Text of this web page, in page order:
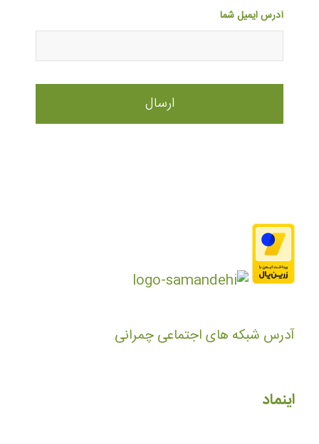
آدرس ایمیل شما
آدرس شبکه های اجتماعی چمرانی
اینماد